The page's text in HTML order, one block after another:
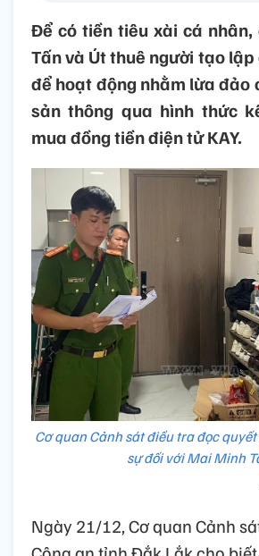
Để có tiền tiêu xài cá nhân,
Tấn và Út thuê người tạo lập
để hoạt động nhằm lừa đảo
sản thông qua hình thức
mua đồng tiền điện tử KAY.
Cơ quan Cảnh sát điều tra đọc
sự đối với Mai Minh
Ngày 21/12, Cơ quan Cảnh